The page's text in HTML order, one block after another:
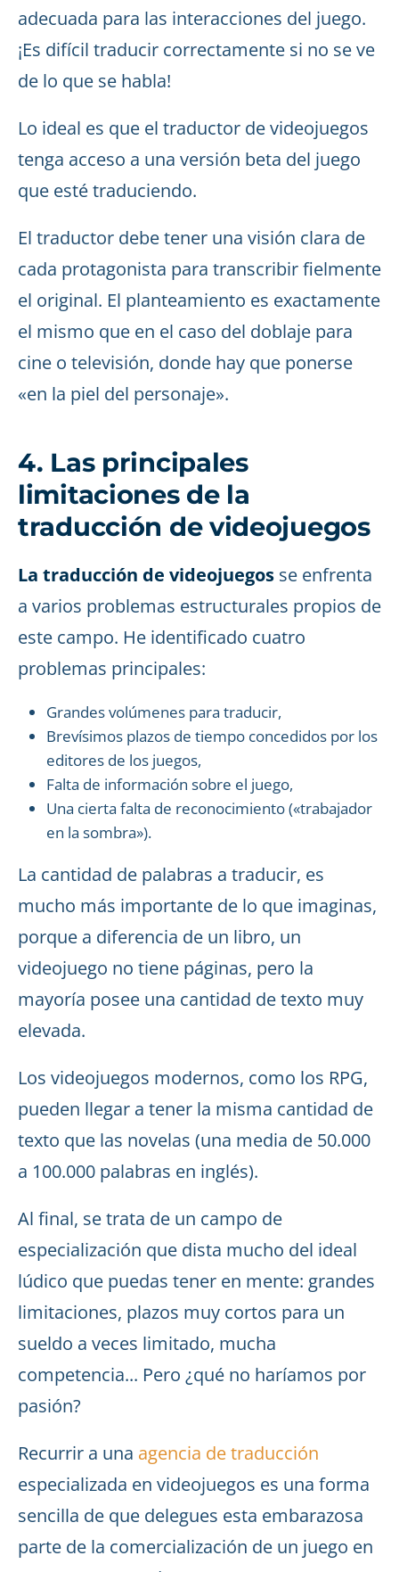
adecuada para las interacciones del juego.
¡Es difícil traducir correctamente si no se ve
de lo que se habla!
Lo ideal es que el traductor de videojuegos
tenga acceso a una versión beta del juego
que esté traduciendo.
El traductor debe tener una visión clara de
cada protagonista para transcribir fielmente
el original. El planteamiento es exactamente
el mismo que en el caso del doblaje para
cine o televisión, donde hay que ponerse
«en la piel del personaje».
4. Las principales
limitaciones de la
traducción de videojuegos
La traducción de videojuegos se enfrenta
a varios problemas estructurales propios de
este campo. He identificado cuatro
problemas principales:
Grandes volúmenes para traducir,
Brevísimos plazos de tiempo concedidos por los
editores de los juegos,
Falta de información sobre el juego,
Una cierta falta de reconocimiento («trabajador
en la sombra»).
La cantidad de palabras a traducir, es
mucho más importante de lo que imaginas,
porque a diferencia de un libro, un
videojuego no tiene páginas, pero la
mayoría posee una cantidad de texto muy
elevada.
Los videojuegos modernos, como los RPG,
pueden llegar a tener la misma cantidad de
texto que las novelas (una media de 50.000
a 100.000 palabras en inglés).
Al final, se trata de un campo de
especialización que dista mucho del ideal
lúdico que puedas tener en mente: grandes
limitaciones, plazos muy cortos para un
sueldo a veces limitado, mucha
competencia... Pero ¿qué no haríamos por
pasión?
Recurrir a una agencia de traducción
especializada en videojuegos es una forma
sencilla de que delegues esta embarazosa
parte de la comercialización de un juego en